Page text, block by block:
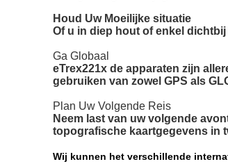
Houd Uw Moeilijke situatie
Of u in diep hout of enkel
Ga Globaal
eTrex221x de apparaten zijn
gebruiken van zowel GPS als
Plan Uw Volgende Reis
Neem last van uw volgende
topografische kaartgegevens in
Wij kunnen het verschillende